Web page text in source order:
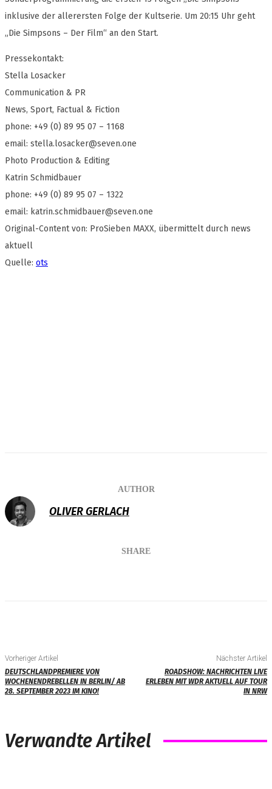
inklusive der allerersten Folge der Kultserie. Um 20:15 Uhr geht
„Die Simpsons – Der Film“ an den Start.
Pressekontakt:
Stella Losacker
Communication & PR
News, Sport, Factual & Fiction
phone: +49 (0) 89 95 07 – 1168
email: stella.losacker@seven.one
Photo Production & Editing
Katrin Schmidbauer
phone: +49 (0) 89 95 07 – 1322
email: katrin.schmidbauer@seven.one
Original-Content von: ProSieben MAXX, übermittelt durch news
aktuell
Quelle: ots
AUTHOR
OLIVER GERLACH
SHARE
Vorheriger Artikel
DEUTSCHLANDPREMIERE VON
WOCHENENDREBELLEN IN BERLIN/ AB
28. SEPTEMBER 2023 IM KINO!
Nächster Artikel
ROADSHOW: NACHRICHTEN LIVE
ERLEBEN MIT WDR AKTUELL AUF TOUR
IN NRW
Verwandte Artikel